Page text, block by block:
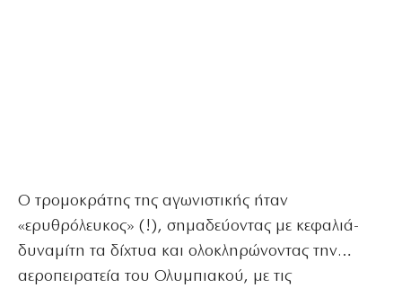
Ο τρομοκράτης της αγωνιστικής ήταν
«ερυθρόλευκος» (!), σημαδεύοντας με κεφαλιά-
δυναμίτη τα δίχτυα και ολοκληρώνοντας την…
αεροπειρατεία του Ολυμπιακού, με τις